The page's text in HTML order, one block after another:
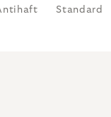
Standard